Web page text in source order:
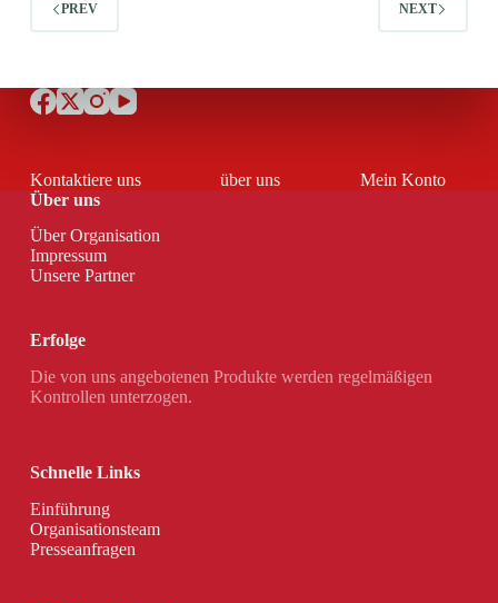
PREV NEXT
Kontaktiere uns über uns
Mein Konto
Über uns
Über Organisation
Impressum
Unsere Partner
Erfolge
Die von uns angebotenen Produkte werden regelmäßigen
Kontrollen unterzogen.
Schnelle Links
Einführung
Organisationsteam
Presseanfragen